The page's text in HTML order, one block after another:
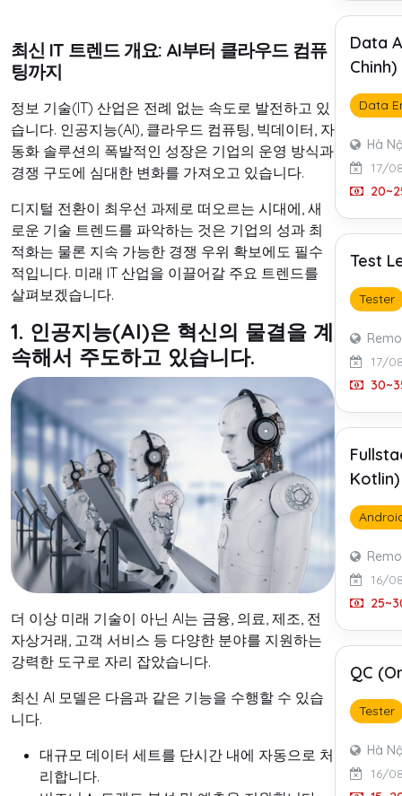
최신 IT 트렌드 개요: AI부터 클라우드 컴퓨
팅까지
정보 기술(IT) 산업은 전례 없는 속도로 발전하고 있
습니다. 인공지능(AI), 클라우드 컴퓨팅, 빅데이터, 자
동화 솔루션의 폭발적인 성장은 기업의 운영 방식과
경쟁 구도에 심대한 변화를 가져오고 있습니다.
디지털 전환이 최우선 과제로 떠오르는 시대에, 새
로운 기술 트렌드를 파악하는 것은 기업의 성과 최
적화는 물론 지속 가능한 경쟁 우위 확보에도 필수
적입니다. 미래 IT 산업을 이끌어갈 주요 트렌드를
살펴보겠습니다.
1. 인공지능(AI)은 혁신의 물결을 계
속해서 주도하고 있습니다.
더 이상 미래 기술이 아닌 AI는 금융, 의료, 제조, 전
자상거래, 고객 서비스 등 다양한 분야를 지원하는
강력한 도구로 자리 잡았습니다.
최신 AI 모델은 다음과 같은 기능을 수행할 수 있습
니다.
대규모 데이터 세트를 단시간 내에 자동으로 처
리합니다.
Data
Chinh)
Data
Hà
17/
Test
Tester
17/
16/
QC
Tester
Hà
16/